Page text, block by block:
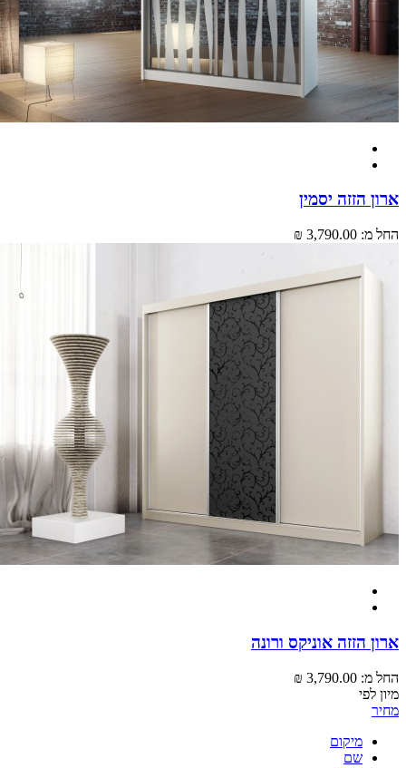
הזזה יסמין
מ: 3,790.00 ₪
הזזה אוניקס ורונה
מ: 3,790.00 ₪
מיקום
שם